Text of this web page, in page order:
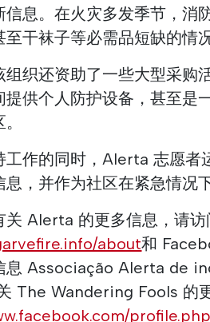
信息。在火灾多发季节，消
干袜子等必需品短缺的情况
组织还资助了一些大型采购
提供个人防护设备，甚至是
工作的同时，Alerta 志愿
息，并作为社区在紧急情况
关 Alerta 的更多信息，请访
about和
息 Associação Alerta de
The Wandering Fools 的